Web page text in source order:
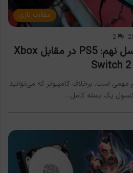
مقالات بازی
2
مقایسه کنسول‌های نسل نهم: PS5 در مقابل Xbox
است. برخلاف کامپیوتر که می‌توانید
کنسول یک بسته کامل…